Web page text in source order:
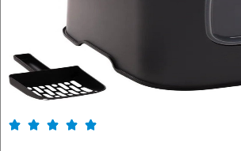
    